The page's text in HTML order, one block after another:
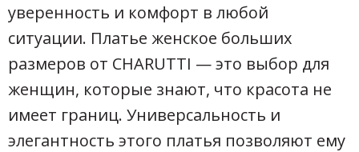
уверенность и комфорт в любой
ситуации. Платье женское больших
размеров от CHARUTTI — это выбор для
женщин, которые знают, что красота не
имеет границ. Универсальность и
элегантность этого платья позволяют ему